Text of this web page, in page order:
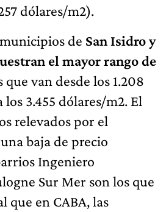
dólares/m2).
de San Isidro y
el mayor rango de
que van desde los 1.208
3.455 dólares/m2. El
relevados por el
baja de precio
Ingeniero
Sur Mer son los que
que en CABA, las